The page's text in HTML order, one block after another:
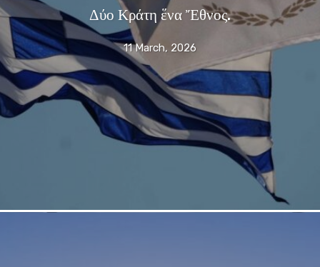
Δύο Κράτη ἕνα Ἔθνος.
11 March, 2026